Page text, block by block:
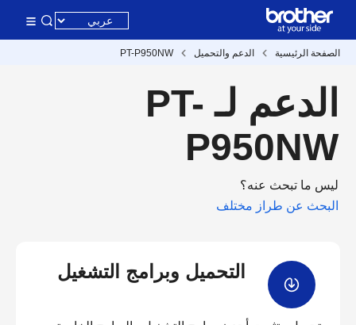
الصفحة الرئيسية الدعم والتحميل PT-P950NW
الدعم لـ PT-
P950NW
ليس ما تبحث عنه؟
البحث عن طراز مختلف
التحميل وبرامج التشغيل